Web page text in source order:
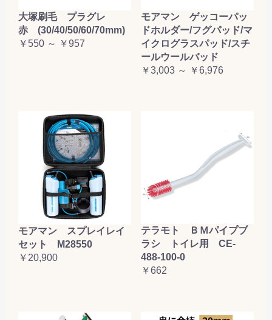
大塚刷毛 プラグレ
赤 (30/40/50/60/70mm)
￥550 ～ ￥957
モアマン ゲッコーパッ
ドホルダー/フグパッド/マ
イクログラスパッド/スチ
ールウールバッド
￥3,003 ～ ￥6,976
モアマン スプレイレイ
セット M28550
￥20,900
テラモト ＢＭパイプブ
ラシ トイレ用 CE-
488-100-0
￥662